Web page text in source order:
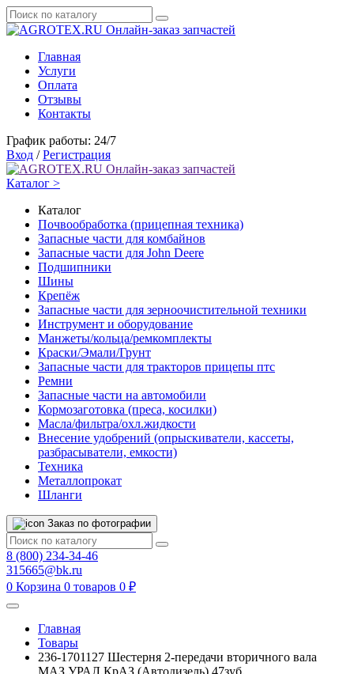
Онлайн-заказ запчастей
Главная
Услуги
Оплата
Отзывы
Контакты
График работы: 24/7
Вход / Регистрация
Онлайн-заказ запчастей
Каталог >
Каталог
Почвообработка (прицепная техника)
Запасные части для комбайнов
Запасные части для John Deere
Подшипники
Шины
Крепёж
Запасные части для зерноочистительной техники
Инструмент и оборудование
Манжеты/кольца/ремкомплекты
Краски/Эмали/Грунт
Запасные части для тракторов прицепы птс
Ремни
Запасные части на автомобили
Кормозаготовка (преса, косилки)
Масла/фильтра/охл.жидкости
Внесение удобрений (опрыскиватели, кассеты,
разбрасыватели, емкости)
Техника
Металлопрокат
Шланги
Заказ по фотографии
8 (800) 234-34-46
315665@bk.ru
0 Корзина 0 товаров 0 ₽
Главная
Товары
236-1701127 Шестеpня 2-пеpедачи вторичного вала
МАЗ,УРАЛ,КрАЗ (Автодизель) 47зуб.